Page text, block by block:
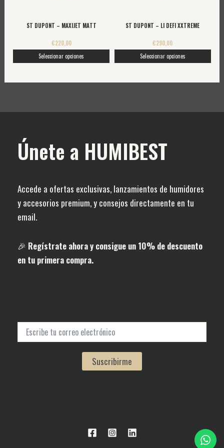
ST DUPONT – MAXIJET MATT
€220,00
Seleccionar opciones
producto
ST DUPONT – LI DEFI XXTREME
€290,00
Seleccionar opciones
producto
Únete a HUMIBEST
Accede a ofertas exclusivas, lanzamientos de humidores
y accesorios premium, y consejos directamente en tu
email.
🎉 Regístrate ahora y consigue un 10% de descuento
en tu primera compra.
Suscribirme